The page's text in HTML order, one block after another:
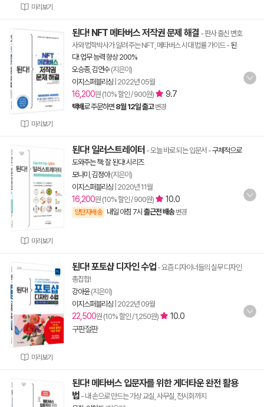
미리보기
미리보기
된다! NFT 메타버스 저작권 문제 해결 - 판사 출신 변호
사와 법학박사가 알려 주는 NFT, 메타버스 시대 법률 가이드- 된
다! 업무 능력 향상 200%
오승종, 김연수(지은이)
이지스퍼블리싱 2022년 05월
16,200원 (10% 할인 / 900원) 9.7
택배로 주문하면 8월 12일 출고 변경
미리보기
된다! 일러스트레이터 - 오늘 바로 되는 입문서 -구체적으로
도와주는 책: 잘 된다! 시리즈
모나미 김정아(지은이)
이지스퍼블리싱 2020년 11월
16,200원 (10% 할인 / 900원) 10.0
양탄자배송 내일 아침 7시 출근전 배송 변경
미리보기
된다! 포토샵 디자인 수업 - 요즘 디자이너들의 실무 디자인
총집합!
강아윤(지은이)
이지스퍼블리싱 2022년 09월
22,500원 (10% 할인 / 1,250원)
10.0
구판절판
된다! 메타버스 입문자를 위한 게더타운 완전 활용
법 - 내 손으로 만드는 가상 교실, 사무실, 전시회까지